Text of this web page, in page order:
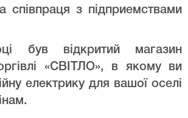
співпраця з підприемствами
був відкритий магазин
«СВІТЛО», в якому ви
електрику для вашої оселі